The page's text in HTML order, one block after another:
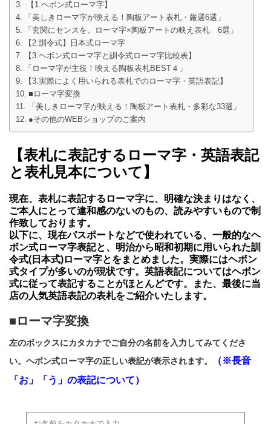
【1.ヘボン式ローマ字】
「美しきローマ字が映える！陶板アート表札・厳選6選」
「玄関にセンスを。ローマ字×陶板アートの映え表札 6選」
【2.訓令式】日本式ローマ字
【3.ヘボン式ローマ字と訓令式ローマ字比較表】
「ローマ字が主役！映える陶板表札BEST４」
【3.実際によく用いられる表札でのローマ字・英語表記】
■ローマ字変換
「美しきローマ字が映える！陶板アート表札・多彩な33選」
●その他のWEBショップのご案内
【表札に表記するローマ字・英語表記
と表札見本について 】
現在、表札に表記するローマ字に、明確な決まりはなく、
ご本人にとって違和感のないのもの、読みやすいもので制
作致しております。
以下に、現在パスポートなどで使われている、一般的なヘ
ボン式ローマ字表記と、 明治から昭和初期に用いられた訓
令式(日本式)ローマ字とをまとめました。実際にはヘボン
式タイプが多いのが現状です。英語表記についてはヘボン
式に従って表記することがほとんどです。また、最後に当
店の人気英語表記の表札をご紹介いたします。
■ローマ字変換
左のボックスにカタカナでご自分の名前を入力してみてくださ
い。ヘボン式ローマ字の正しい表記が表示されます。
（※長音
「お」「う」の表記について）